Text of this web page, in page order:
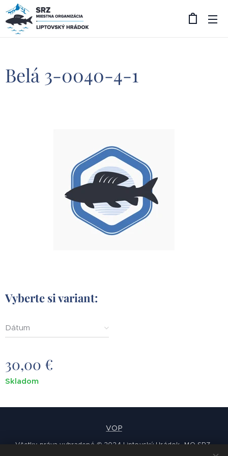
Belá 3-0040-4-1
Vyberte si variant:
Dátum
30,00 €
Skladom
VOP
Všetky práva vyhradené © 2024 Liptovský Hrádok -MO SRZ-